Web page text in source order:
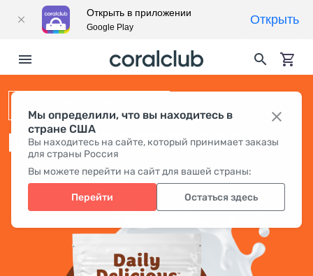
Мы определили, что вы находитесь в
стране США
Вы находитесь на сайте, который принимает заказы
для страны Россия
Вы можете перейти на сайт для вашей страны:
Перейти Остаться здесь
DAILY DELICIOUS BEAUTY SHAKE
Открыть в приложении
Google Play
Открыть